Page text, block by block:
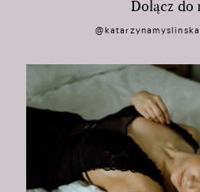
Dołącz do